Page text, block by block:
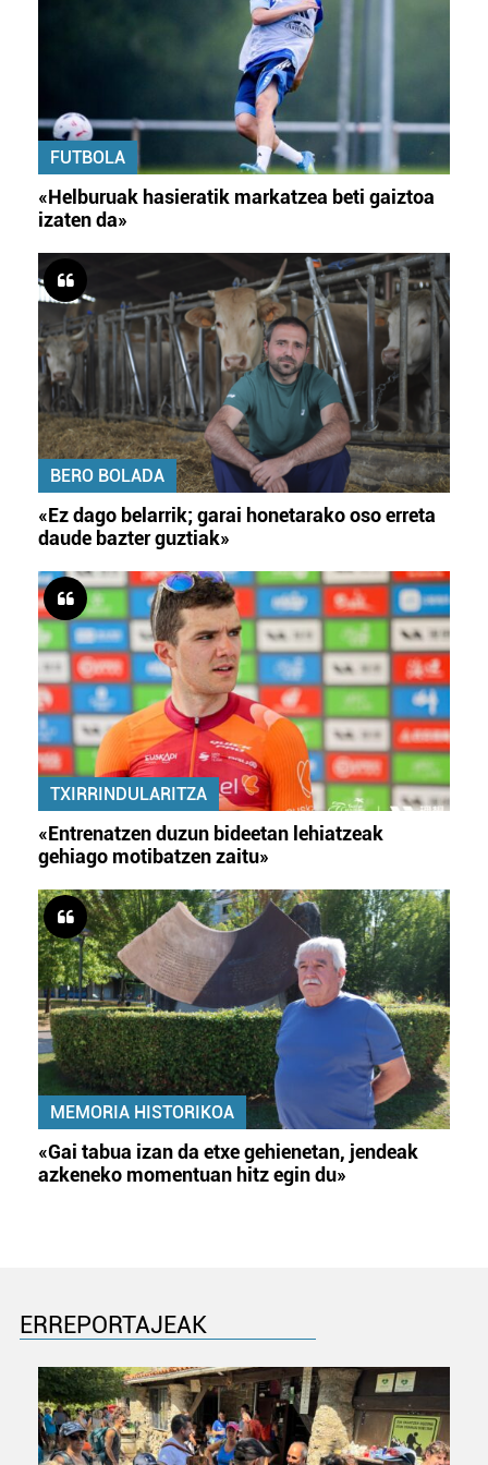
FUTBOLA
«Helburuak hasieratik markatzea beti gaiztoa
izaten da»
BERO BOLADA
«Ez dago belarrik; garai honetarako oso erreta
daude bazter guztiak»
TXIRRINDULARITZA
«Entrenatzen duzun bideetan lehiatzeak
gehiago motibatzen zaitu»
MEMORIA HISTORIKOA
«Gai tabua izan da etxe gehienetan, jendeak
azkeneko momentuan hitz egin du»
ERREPORTAJEAK